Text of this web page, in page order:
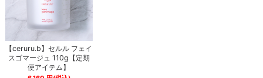
【ceruru.b】セルル フェイ
スゴマージュ 110g【定期
便アイテム】